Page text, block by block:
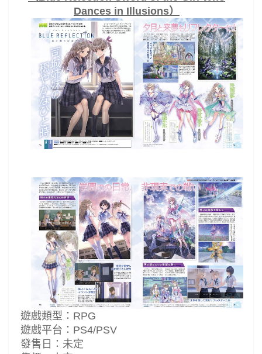
Dances in Illusions）
遊戲類型：RPG
遊戲平台：PS4/PSV
發售日：未定